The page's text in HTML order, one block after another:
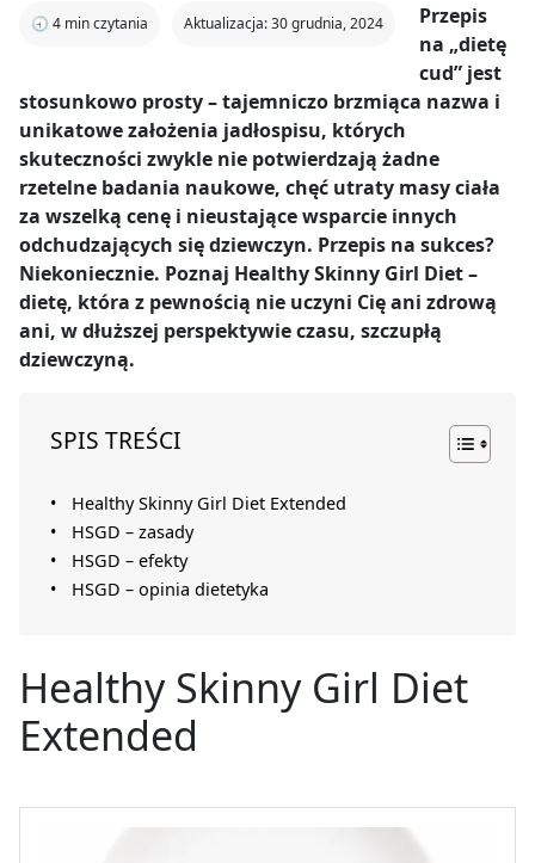
🕣 4 min czytania Aktualizacja: 30 grudnia, 2024
Przepis
na „dietę
cud” jest
stosunkowo prosty – tajemniczo brzmiąca nazwa i
unikatowe założenia jadłospisu, których
skuteczności zwykle nie potwierdzają żadne
rzetelne badania naukowe, chęć utraty masy ciała
za wszelką cenę i nieustające wsparcie innych
odchudzających się dziewczyn. Przepis na sukces?
Niekoniecznie. Poznaj Healthy Skinny Girl Diet –
dietę, która z pewnością nie uczyni Cię ani zdrową
ani, w dłuższej perspektywie czasu, szczupłą
dziewczyną.
SPIS TREŚCI
Healthy Skinny Girl Diet Extended
HSGD – zasady
HSGD – efekty
HSGD – opinia dietetyka
Healthy Skinny Girl Diet
Extended